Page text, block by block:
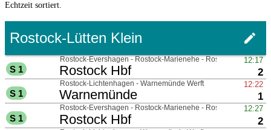
Echtzeit sortiert.